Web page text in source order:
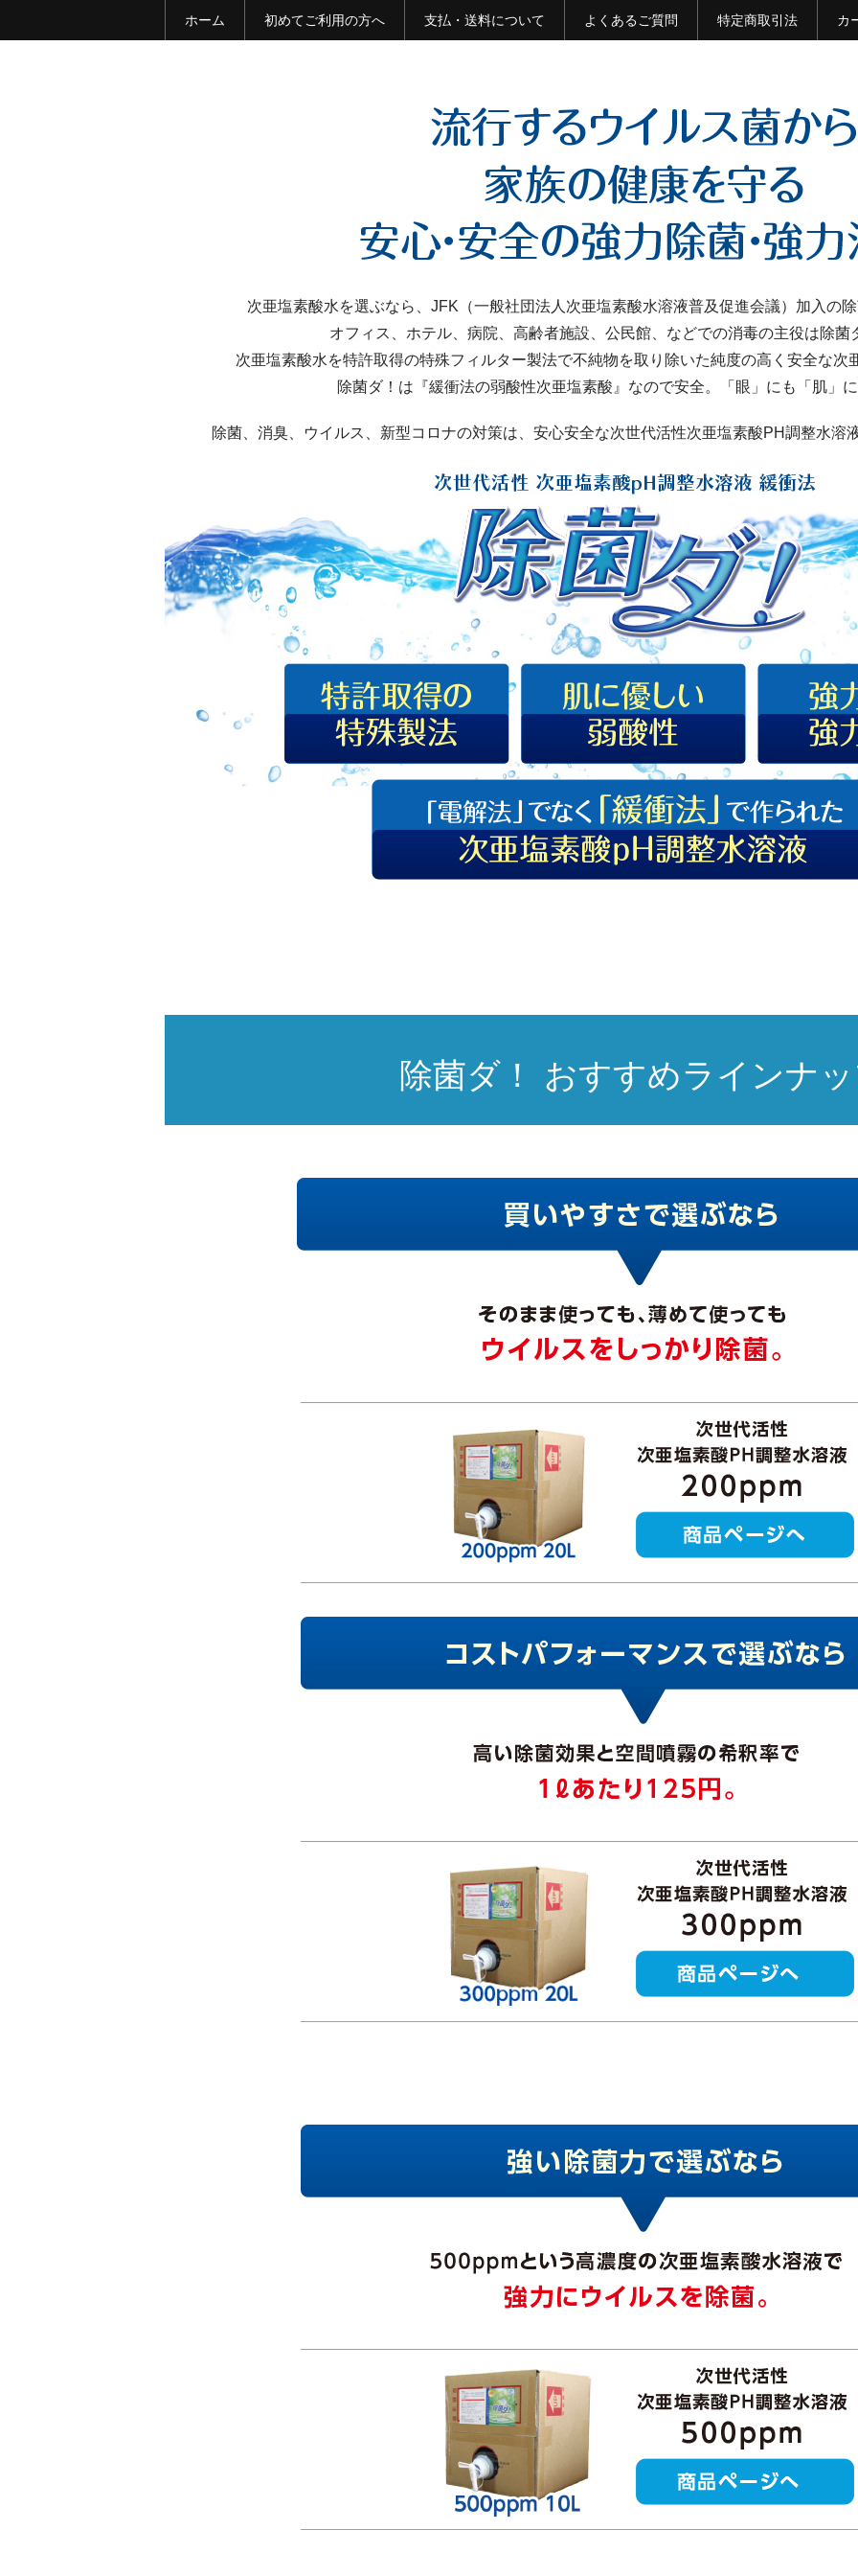
ホーム 初めてご利用の方へ 支払・送料について よくあるご質問 特定商取引法 カ
次亜塩素酸水を選ぶなら、JFK（一般社団法人次亜塩素酸水溶液普及促進会議）加入の
オフィス、ホテル、病院、高齢者施設、公民館、などでの消毒の主役は除菌
次亜塩素酸水を特許取得の特殊フィルター製法で不純物を取り除いた純度の高く安全な次
除菌ダ！は『緩衝法の弱酸性次亜塩素酸』なので安全。「眼」にも「肌」
除菌、消臭、ウイルス、新型コロナの対策は、安心安全な次世代活性次亜塩素酸PH調整水溶
除菌ダ！ おすすめラインナ